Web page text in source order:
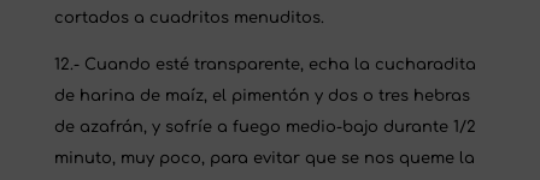
cortados a cuadritos menuditos.
12.- Cuando esté transparente, echa la cucharadita
de harina de maíz, el pimentón y dos o tres hebras
de azafrán, y sofríe a fuego medio-bajo durante 1/2
minuto, muy poco, para evitar que se nos queme la